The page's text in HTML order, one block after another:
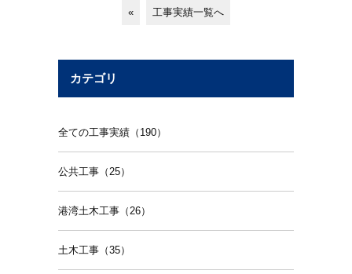
« 工事実績一覧へ
カテゴリ
全ての工事実績（190）
公共工事（25）
港湾土木工事（26）
土木工事（35）